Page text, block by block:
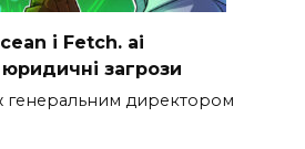
і Fetch. ai
загрози
генеральним директором